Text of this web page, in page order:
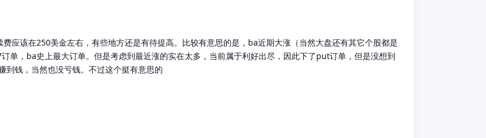
应该在250美金左右，有些地方还是有待提高。比较有意思的是，ba近期大涨（当然大盘还有其它个股都是
单，ba史上最大订单。但是考虑到最近涨的实在太多，当前属于利好出尽，因此下了put订单，但是没想到
到钱，当然也没亏钱。不过这个挺有意思的